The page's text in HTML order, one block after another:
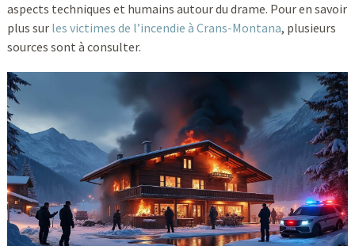
aspects techniques et humains autour du drame. Pour en savoir
plus sur les victimes de l’incendie à Crans-Montana, plusieurs
sources sont à consulter.